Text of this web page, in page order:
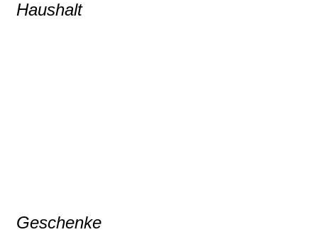
Haushalt
Geschenke